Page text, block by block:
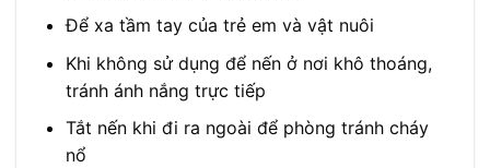
Để xa tầm tay của trẻ em và vật nuôi
Khi không sử dụng để nến ở nơi khô thoáng,
tránh ánh nắng trực tiếp
Tắt nến khi đi ra ngoài để phòng tránh cháy
nổ